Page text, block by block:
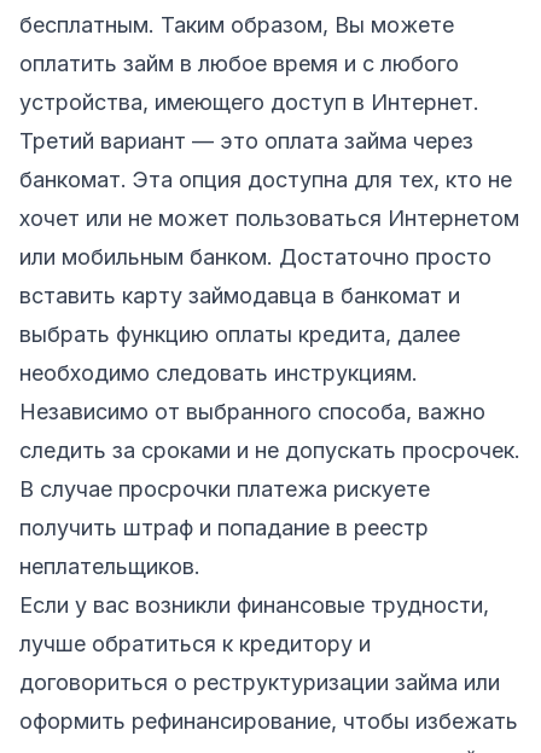
бесплатным. Таким образом, Вы можете
оплатить займ в любое время и с любого
устройства, имеющего доступ в Интернет.
Третий вариант — это оплата займа через
банкомат. Эта опция доступна для тех, кто не
хочет или не может пользоваться Интернетом
или мобильным банком. Достаточно просто
вставить карту займодавца в банкомат и
выбрать функцию оплаты кредита, далее
необходимо следовать инструкциям.
Независимо от выбранного способа, важно
следить за сроками и не допускать просрочек.
В случае просрочки платежа рискуете
получить штраф и попадание в реестр
неплательщиков.
Если у вас возникли финансовые трудности,
лучше обратиться к кредитору и
договориться о реструктуризации займа или
оформить рефинансирование, чтобы избежать